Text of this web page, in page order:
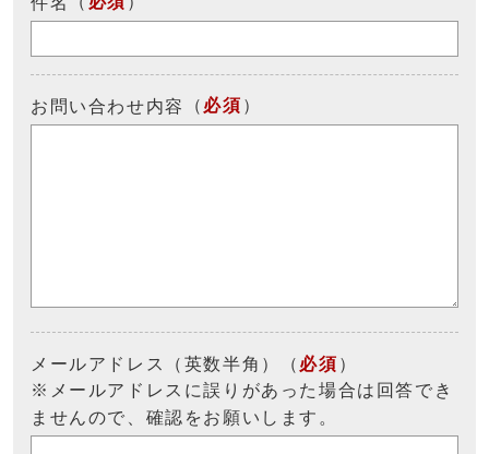
お問い合わせ内容 （ 必須 ）
メールアドレス（英数半角）（ 必須 ）
※メールアドレスに誤りがあった場合は回答でき
ませんので、確認をお願いします。